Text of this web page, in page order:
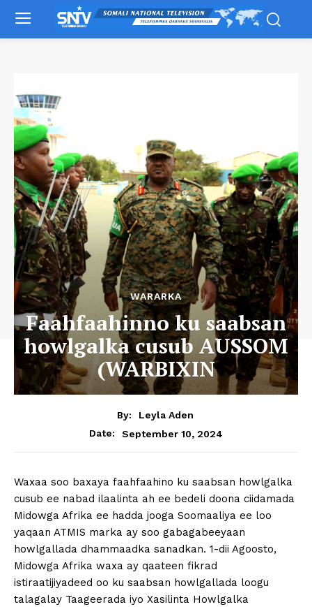
WARARKA
Faahfaahinno ku saabsan
howlgalka cusub AUSSOM
(WARBIXIN
By:
Leyla Aden
Date:
September 10, 2024
Waxaa soo baxaya faahfaahino ku saabsan howlgalka
cusub ee nabad ilaalinta ah ee bedeli doona ciidamada
Midowga Afrika ee hadda jooga Soomaaliya ee loo
yaqaan ATMIS marka ay soo gabagabeeyaan
howlgallada dhammaadka sanadkan. 1-dii Agoosto,
Midowga Afrika waxa ay qaateen fikrad
istiraatijiyadeed oo ku saabsan howlgallada loogu
talagalay Taageerada iyo Xasilinta Howlgalka